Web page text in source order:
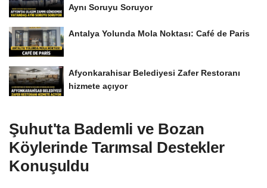
Aynı Soruyu Soruyor
Antalya Yolunda Mola Noktası: Café de Paris
Afyonkarahisar Belediyesi Zafer Restoranı
hizmete açıyor
Şuhut'ta Bademli ve Bozan
Köylerinde Tarımsal Destekler
Konuşuldu